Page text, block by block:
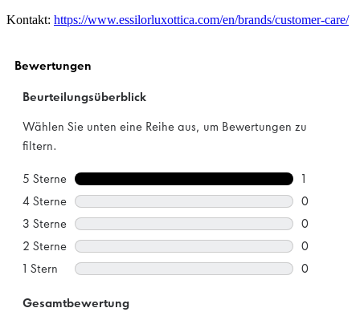
Kontakt: https://www.essilorluxottica.com/en/brands/customer-care/